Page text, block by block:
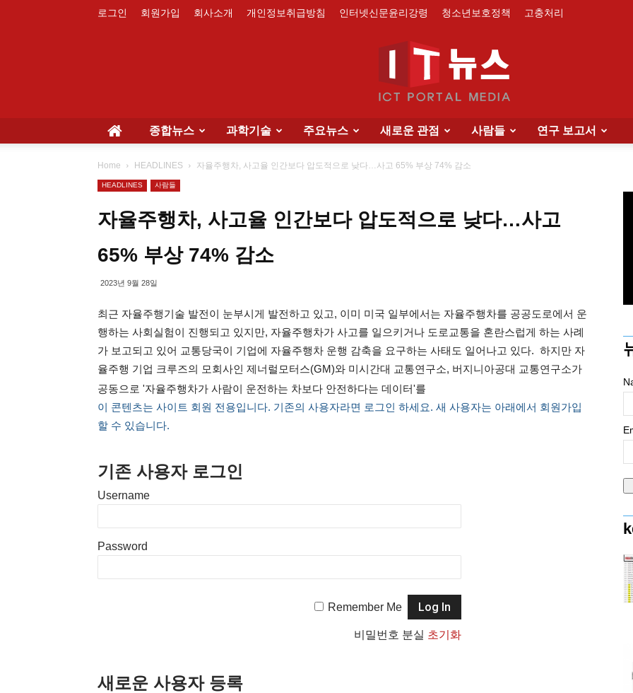
로그인 회원가입 회사소개 개인정보취급방침 인터넷신문윤리강령 청소년보호정책 고충처리
종합뉴스 과학기술 주요뉴스 새로운 관점 사람들 연구 보고서
Home HEADLINES 자율주행차, 사고율 인간보다 압도적으로 낮다…사고 65% 부상 74% 감소
HEADLINES 사람들
자율주행차, 사고율 인간보다 압도적으로 낮다…사고
65% 부상 74% 감소
2023년 9월 28일
최근 자율주행기술 발전이 눈부시게 발전하고 있고, 이미 미국 일부에서는 자율주행차를 공공도로에서 운
행하는 사회실험이 진행되고 있지만, 자율주행차가 사고를 일으키거나 도로교통을 혼란스럽게 하는 사례
가 보고되고 있어 교통당국이 기업에 자율주행차 운행 감축을 요구하는 사태도 일어나고 있다. 하지만 자
율주행 기업 크루즈의 모회사인 제너럴모터스(GM)와 미시간대 교통연구소, 버지니아공대 교통연구소가
공동으로 '자율주행차가 사람이 운전하는 차보다 안전하다는 데이터'를
이 콘텐츠는 사이트 회원 전용입니다. 기존의 사용자라면 로그인 하세요. 새 사용자는 아래에서 회원가입
할 수 있습니다.
기존 사용자 로그인
Username
Password
Remember Me
비밀번호 분실 초기화
새로운 사용자 등록